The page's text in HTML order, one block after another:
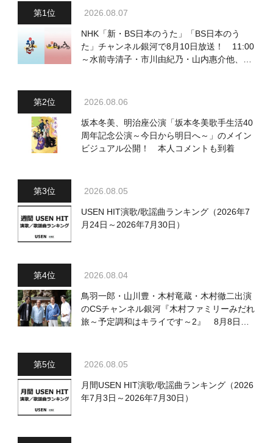
2026.08.07
NHK「新・BS日本のうた」「BS日本のう
た」チャンネル銀河で8月10日放送！ 11:00
～水前寺清子・市川由紀乃・山内惠介他、
2026.08.06
坂本冬美、明治座公演「坂本冬美歌手生活40
周年記念公演～今日から明日へ～」のメイン
ビジュアル公開！ 本人コメントも到着
2026.08.05
USEN HIT演歌/歌謡曲ランキング（2026年7
月24日～2026年7月30日）
2026.08.04
鳥羽一郎・山川豊・木村竜蔵・木村徹二出演
のCSチャンネル銀河『木村ファミリーみだれ
旅～予定調和はキライです～2』 8月8日
2026.08.05
月間USEN HIT演歌/歌謡曲ランキング（2026
年7月3日～2026年7月30日）